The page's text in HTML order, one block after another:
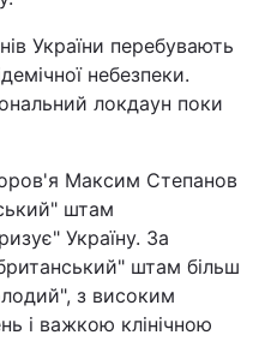
України перебувають
небезпеки.
локдаун поки
Максим Степанов
штам
Україну. За
штам більш
з високим
і важкою клінічною